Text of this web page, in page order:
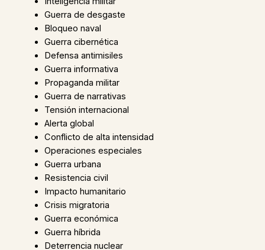
Guerra de desgaste
Bloqueo naval
Guerra cibernética
Defensa antimisiles
Guerra informativa
Propaganda militar
Guerra de narrativas
Tensión internacional
Alerta global
Conflicto de alta intensidad
Operaciones especiales
Guerra urbana
Resistencia civil
Impacto humanitario
Crisis migratoria
Guerra económica
Guerra híbrida
Deterrencia nuclear